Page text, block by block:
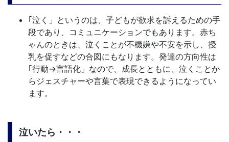
｢泣く」というのは、子どもが欲求を訴えるための手
段であり、コミュニケーションでもあります。赤ち
ゃんのときは、泣くことが不機嫌や不安を示し、授
乳を促すなどの合図にもなります。発達の方向性は
｢行動→言語化」なので、成長とともに、泣くことか
らジェスチャーや言葉で表現できるようになってい
ます。
泣いたら・・・